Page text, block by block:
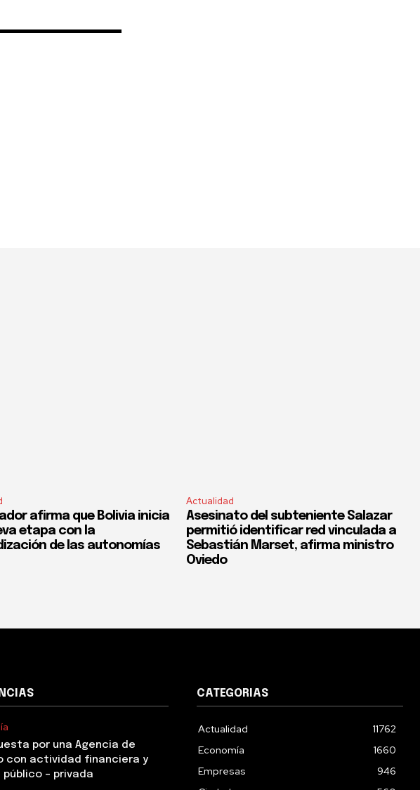
afirma que Bolivia inicia
etapa con la
de las autonomías
Actualidad
Asesinato del subteniente Salazar
permitió identificar red vinculada a
Sebastián Marset, afirma ministro
Oviedo
por una Agencia de
con actividad financiera y
público – privada
CATEGORIAS
Actualidad
11762
Economía
1660
Empresas
946